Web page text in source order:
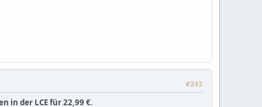
#243
in der LCE für 22,99 €.